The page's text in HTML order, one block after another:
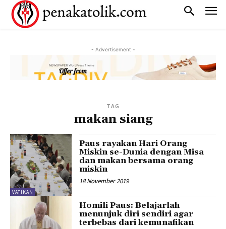
- Advertisement -
TAG
makan siang
VATIKAN
Paus rayakan Hari Orang
Miskin se-Dunia dengan Misa
dan makan bersama orang
miskin
18 November 2019
Homili Paus: Belajarlah
menunjuk diri sendiri agar
terbebas dari kemunafikan